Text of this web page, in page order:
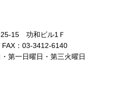
15 功和ビル1Ｆ
：03-3412-6140
・第一日曜日・第三火曜日